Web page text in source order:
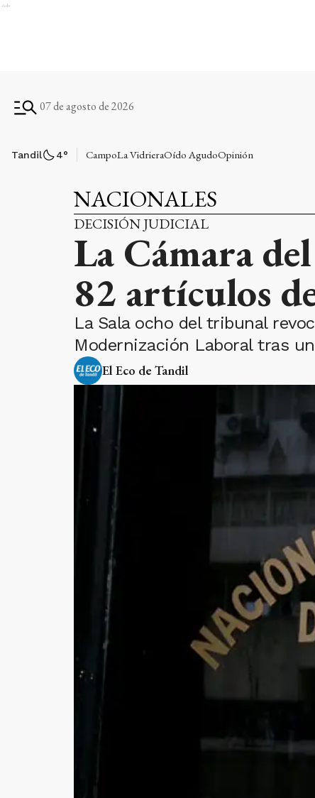
Ads
07 de agosto de 2026
Tandil 4° CampoLa VidrieraOído AgudoOpinión
NACIONALES
DECISIÓN JUDICIAL
La Cámara
82 artículos
La Sala ocho del tribunal
Modernización Laboral tras
El Eco de Tandil